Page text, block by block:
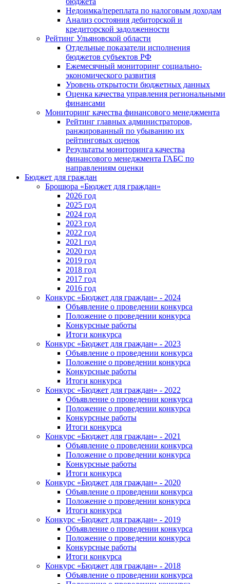
Недоимка/переплата по налоговым доходам
Анализ состояния дебиторской и
кредиторской задолженности
Рейтинг Ульяновской области
Отдельные показатели исполнения
бюджетов субъектов РФ
Ежемесячный мониторинг социально-
экономического развития
Уровень открытости бюджетных данных
Оценка качества управления региональными
финансами
Мониторинг качества финансового менеджмента
Рейтинг главных администраторов,
ранжированный по убыванию их
рейтинговых оценок
Результаты мониторинга качества
финансового менеджмента ГАБС по
направлениям оценки
Бюджет для граждан
Брошюра «Бюджет для граждан»
2026 год
2025 год
2024 год
2023 год
2022 год
2021 год
2020 год
2019 год
2018 год
2017 год
2016 год
Конкурс «Бюджет для граждан» - 2024
Объявление о проведении конкурса
Положение о проведении конкурса
Конкурсные работы
Итоги конкурса
Конкурс «Бюджет для граждан» - 2023
Объявление о проведении конкурса
Положение о проведении конкурса
Конкурсные работы
Итоги конкурса
Конкурс «Бюджет для граждан» - 2022
Объявление о проведении конкурса
Положение о проведении конкурса
Конкурсные работы
Итоги конкурса
Конкурс «Бюджет для граждан» - 2021
Объявление о проведении конкурса
Положение о проведении конкурса
Конкурсные работы
Итоги конкурса
Конкурс «Бюджет для граждан» - 2020
Объявление о проведении конкурса
Положение о проведении конкурса
Итоги конкурса
Конкурс «Бюджет для граждан» - 2019
Объявление о проведении конкурса
Положение о проведении конкурса
Конкурсные работы
Итоги конкурса
Конкурс «Бюджет для граждан» - 2018
Объявление о проведении конкурса